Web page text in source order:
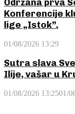
Konferencije
lige „Istok”.
01/08/2026 13:29
Sutra slava
Ilije, vašar u
01/08/2026 13:2501/